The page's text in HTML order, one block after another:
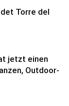
Torre del
jetzt einen
Outdoor-